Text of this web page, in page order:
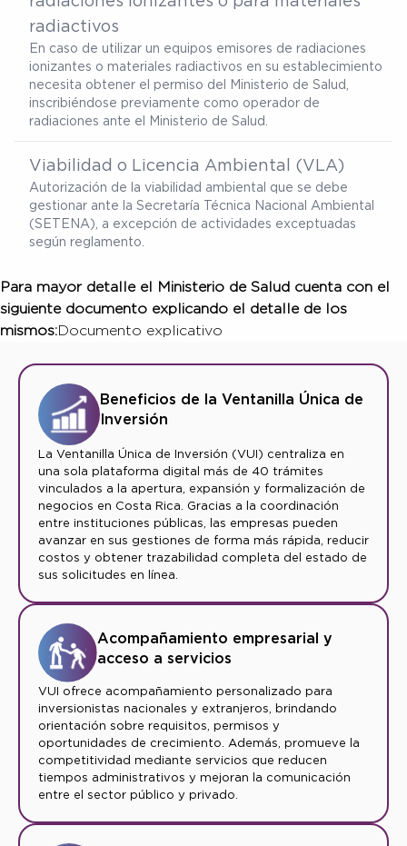
radiactivos
En caso de utilizar un equipos emisores de radiaciones
ionizantes o materiales radiactivos en su establecimiento
necesita obtener el permiso del Ministerio de Salud,
inscribiéndose previamente como operador de
radiaciones ante el Ministerio de Salud.
Viabilidad o Licencia Ambiental (VLA)
Autorización de la viabilidad ambiental que se debe
gestionar ante la Secretaría Técnica Nacional Ambiental
(SETENA), a excepción de actividades exceptuadas
según reglamento.
Para mayor detalle el Ministerio de Salud cuenta con el
siguiente documento explicando el detalle de los
mismos:Documento explicativo
Beneficios de la Ventanilla Única de
Inversión
La Ventanilla Única de Inversión (VUI) centraliza en
una sola plataforma digital más de 40 trámites
vinculados a la apertura, expansión y formalización de
negocios en Costa Rica. Gracias a la coordinación
entre instituciones públicas, las empresas pueden
avanzar en sus gestiones de forma más rápida, reducir
costos y obtener trazabilidad completa del estado de
sus solicitudes en línea.
Acompañamiento empresarial y
acceso a servicios
VUI ofrece acompañamiento personalizado para
inversionistas nacionales y extranjeros, brindando
orientación sobre requisitos, permisos y
oportunidades de crecimiento. Además, promueve la
competitividad mediante servicios que reducen
tiempos administrativos y mejoran la comunicación
entre el sector público y privado.